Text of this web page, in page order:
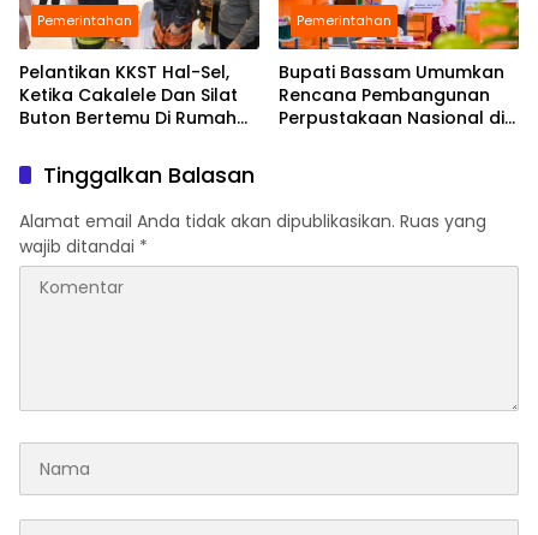
Pemerintahan
Pelantikan KKST Hal-Sel,
Ketika Cakalele Dan Silat
Buton Bertemu Di Rumah
Pemerintahan
Bupati Bassam Umumkan
Rencana Pembangunan
Perpustakaan Nasional di
Tinggalkan Balasan
Alamat email Anda tidak akan dipublikasikan. Ruas yang
wajib ditandai *